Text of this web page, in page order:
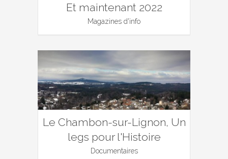
Et maintenant 2022
Magazines d'info
Le Chambon-sur-Lignon, Un
legs pour l'Histoire
Documentaires